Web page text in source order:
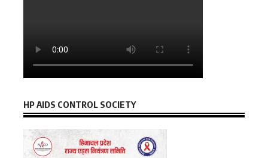
HP AIDS CONTROL SOCIETY